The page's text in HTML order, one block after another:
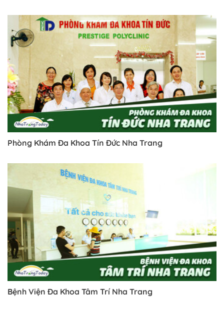
Phòng Khám Đa Khoa Tín Đức Nha Trang
Bệnh Viện Đa Khoa Tâm Trí Nha Trang